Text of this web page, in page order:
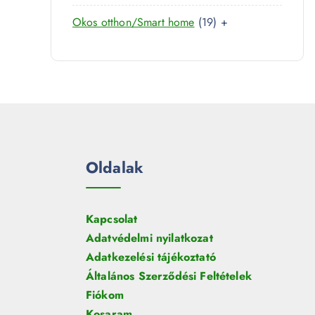
e
r
7
t
r
Okos otthon/Smart home 191
t
+
Oldalak
Kapcsolat
Adatvédelmi nyilatkozat
Adatkezelési tájékoztató
Általános Szerződési Feltételek
Fiókom